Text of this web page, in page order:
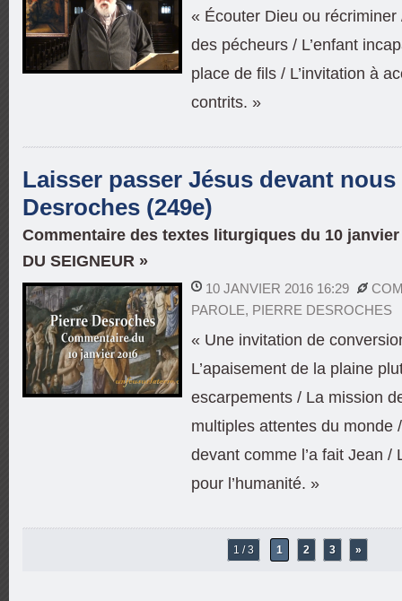
« Écouter Dieu ou récriminer
des pécheurs / L’enfant
place de fils / L’invitation à
contrits. »
Laisser passer Jésus devant nous
Desroches (249e)
Commentaire des textes liturgiques du 10 janvier
DU SEIGNEUR »
10 JANVIER 2016 16:29
PAROLE, PIERRE DESROCHES
« Une invitation de
L’apaisement de la plaine
escarpements / La mission
multiples attentes du monde
devant comme l’a fait Jean /
pour l’humanité. »
1 / 3 1 2 3 »